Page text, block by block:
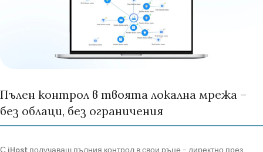
Пълен контрол в твоята локална мрежа –
без облаци, без ограничения